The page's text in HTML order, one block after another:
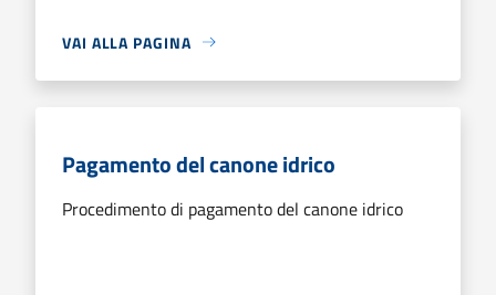
VAI ALLA PAGINA
Pagamento del canone idrico
Procedimento di pagamento del canone idrico